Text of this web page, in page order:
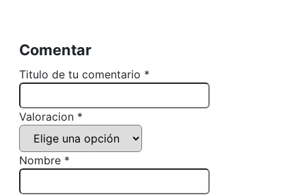
Comentar
Titulo de tu comentario *
Valoracion *
Nombre *